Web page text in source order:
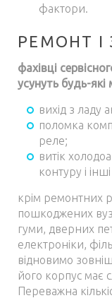
фактори.
РЕМОНТ І
фахівці
усунуть будь-
вихід з ладу
поломка
реле;
витік
контуру і
крім ремонтних
пошкоджених
гуми, дверних
електроніки,
відновимо
його корпус має
Переважна